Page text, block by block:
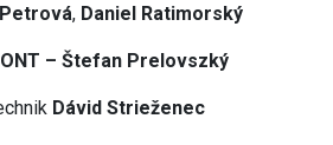
, Daniel Ratimorský
– Štefan Prelovszký
Dávid Strieženec